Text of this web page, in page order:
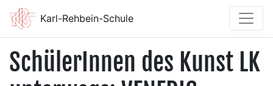
Karl-Rehbein-Schule
SchülerInnen des Kunst LK